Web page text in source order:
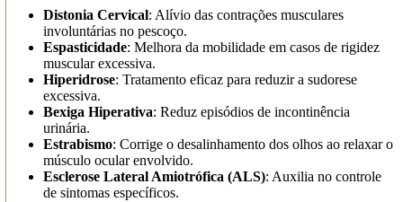
Distonia Cervical: Alívio das contrações musculares
involuntárias no pescoço.
Espasticidade: Melhora da mobilidade em casos de rigidez
muscular excessiva.
Hiperidrose: Tratamento eficaz para reduzir a sudorese
excessiva.
Bexiga Hiperativa: Reduz episódios de incontinência
urinária.
Estrabismo: Corrige o desalinhamento dos olhos ao relaxar o
músculo ocular envolvido.
Esclerose Lateral Amiotrófica (ALS): Auxilia no controle
de sintomas específicos.